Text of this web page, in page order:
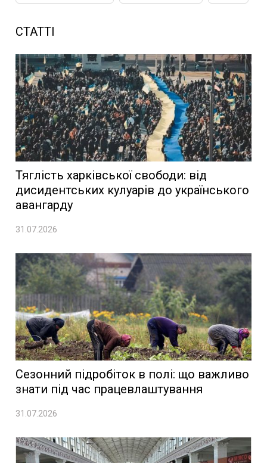
СТАТТІ
Тяглість харківської свободи: від
дисидентських кулуарів до українського
авангарду
31.07.2026
Сезонний підробіток в полі: що важливо
знати під час працевлаштування
31.07.2026